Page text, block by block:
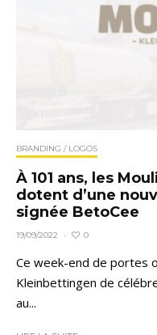
BRANDING / LOGOS
À 101 ans, les
dotent d’une
signée BetoCee
19/09/2022 · 0
Ce week-end de portes
Kleinbettingen de
au...